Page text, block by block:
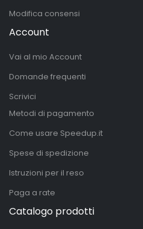
Modifica consensi
Account
Vai al mio Account
Domande frequenti
Scrivici
Metodi di pagamento
Come usare Speedup.it
Spese di spedizione
Istruzioni per il reso
Paga a rate
Catalogo prodotti